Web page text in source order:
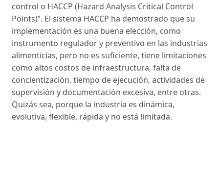
control o HACCP (Hazard Analysis Critical Control
Points)”. El sistema HACCP ha demostrado que su
implementación es una buena elección, como
instrumento regulador y preventivo en las industrias
alimenticias, pero no es suficiente, tiene limitaciones
como altos costos de infraestructura, falta de
concientización, tiempo de ejecución, actividades de
supervisión y documentación excesiva, entre otras.
Quizás sea, porque la industria es dinámica,
evolutiva, flexible, rápida y no está limitada.